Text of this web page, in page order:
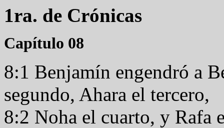
1ra. de Crónicas
Capítulo 08
8:1 Benjamín engendró a
segundo, Ahara el tercero,
8:2 Noha el cuarto, y Rafa